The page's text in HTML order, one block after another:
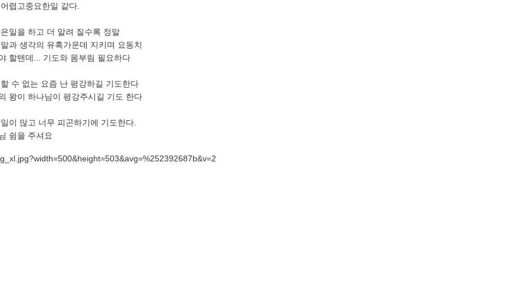
렵고중요한일 같다.
일을 하고 더 알려 질수록 정말
과 생각의 유혹가운데 지키며 요동치
할텐데... 기도와 몸부림 필요하다
수 없는 요즘 난 평강하길 기도한다
왕이 하나님이 평강주시길 기도 한다
이 많고 너무 피곤하기에 기도한다.
쉼을 주셔요